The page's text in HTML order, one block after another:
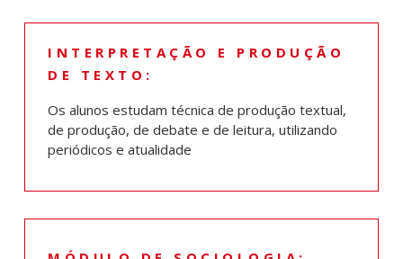
INTERPRETAÇÃO E PRODUÇÃO
DE TEXTO:
Os alunos estudam técnica de produção textual,
de produção, de debate e de leitura, utilizando
periódicos e atualidade